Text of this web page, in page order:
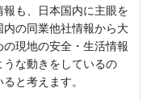
も、日本国内に主眼を
の同業他社情報から大
現地の安全・生活情報
な動きをしているの
と考えます。